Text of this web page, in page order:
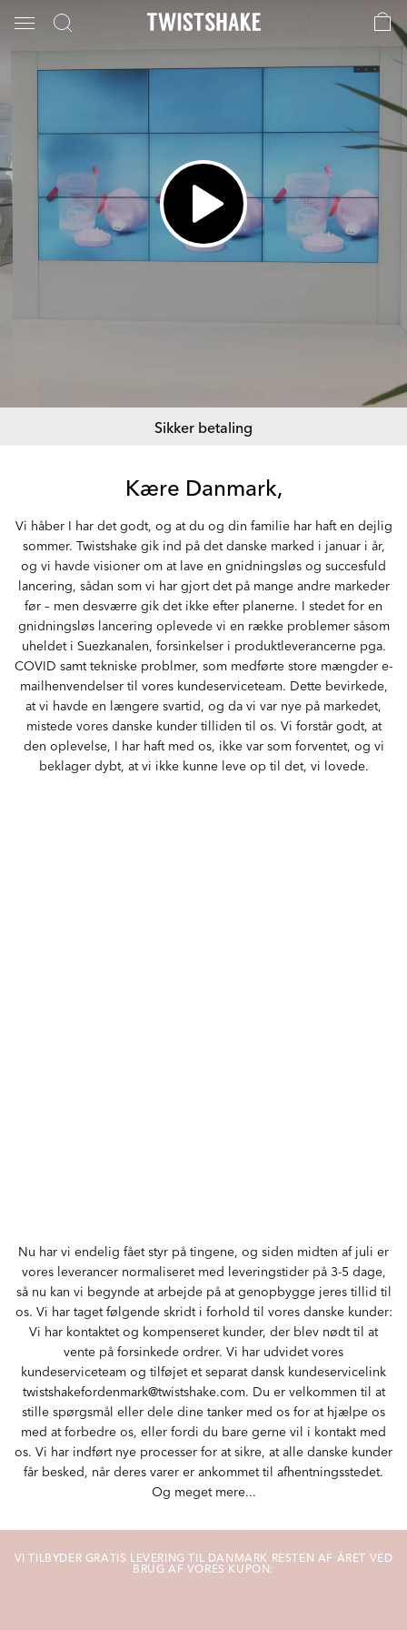
Sikker betaling
Kære Danmark,
Vi håber I har det godt, og at du og din familie har haft en dejlig
sommer. Twistshake gik ind på det danske marked i januar i år,
og vi havde visioner om at lave en gnidningsløs og succesfuld
lancering, sådan som vi har gjort det på mange andre markeder
før – men desværre gik det ikke efter planerne. I stedet for en
gnidningsløs lancering oplevede vi en række problemer såsom
uheldet i Suezkanalen, forsinkelser i produktleverancerne pga.
COVID samt tekniske problmer, som medførte store mængder e-
mailhenvendelser til vores kundeserviceteam. Dette bevirkede,
at vi havde en længere svartid, og da vi var nye på markedet,
mistede vores danske kunder tilliden til os. Vi forstår godt, at
den oplevelse, I har haft med os, ikke var som forventet, og vi
beklager dybt, at vi ikke kunne leve op til det, vi lovede.
Nu har vi endelig fået styr på tingene, og siden midten af juli er
vores leverancer normaliseret med leveringstider på 3-5 dage,
så nu kan vi begynde at arbejde på at genopbygge jeres tillid til
os. Vi har taget følgende skridt i forhold til vores danske kunder:
Vi har kontaktet og kompenseret kunder, der blev nødt til at
vente på forsinkede ordrer. Vi har udvidet vores
kundeserviceteam og tilføjet et separat dansk kundeservicelink
twistshakefordenmark@twistshake.com. Du er velkommen til at
stille spørgsmål eller dele dine tanker med os for at hjælpe os
med at forbedre os, eller fordi du bare gerne vil i kontakt med
os. Vi har indført nye processer for at sikre, at alle danske kunder
får besked, når deres varer er ankommet til afhentningsstedet.
Og meget mere...
VI TILBYDER GRATIS LEVERING TIL DANMARK RESTEN AF ÅRET VED
BRUG AF VORES KUPON: